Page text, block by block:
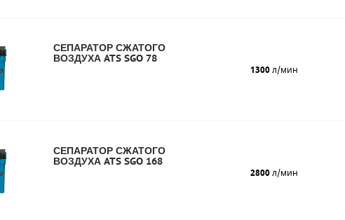
СЕПАРАТОР СЖАТОГО
ВОЗДУХА ATS SGO 78
1300л/мин
СЕПАРАТОР СЖАТОГО
ВОЗДУХА ATS SGO 168
2800л/мин